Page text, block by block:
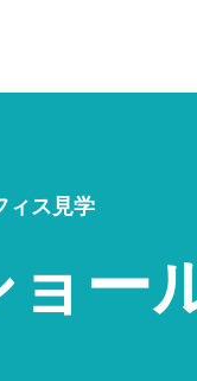
ィス見学
ョー